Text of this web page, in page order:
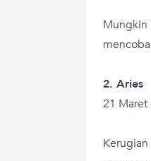
Mungkin
2. Aries
21 Maret